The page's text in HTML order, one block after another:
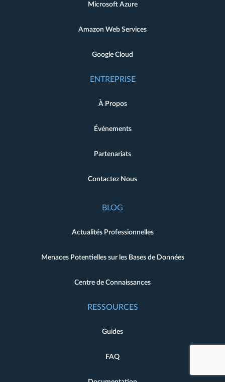
Microsoft Azure
Amazon Web Services
Google Cloud
ENTREPRISE
À Propos
Événements
Partenariats
Contactez Nous
BLOG
Actualités Professionnelles
Menaces Potentielles sur les Bases de Données
Centre de Connaissances
RESSOURCES
Guides
FAQ